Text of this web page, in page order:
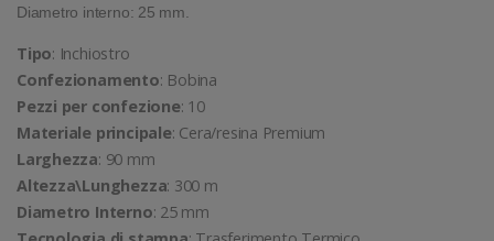
Diametro interno: 25 mm.
Tipo: Inchiostro
Confezionamento: Bobina
Pezzi per confezione: 10
Materiale principale: Cera/resina Premium
Larghezza: 90 mm
Altezza\Lunghezza: 300 m
Diametro Interno: 25 mm